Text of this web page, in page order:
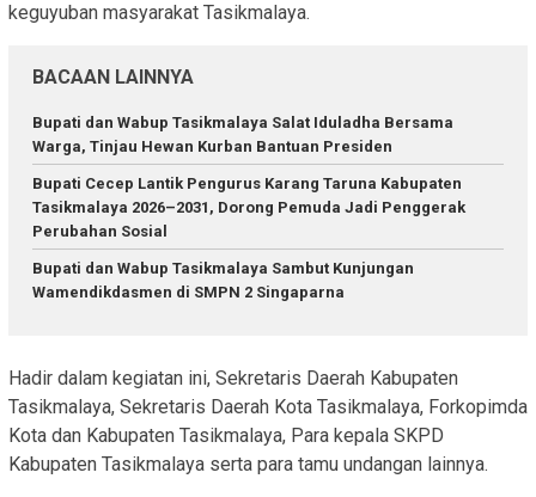
keguyuban masyarakat Tasikmalaya.
BACAAN LAINNYA
Bupati dan Wabup Tasikmalaya Salat Iduladha Bersama
Warga, Tinjau Hewan Kurban Bantuan Presiden
Bupati Cecep Lantik Pengurus Karang Taruna Kabupaten
Tasikmalaya 2026–2031, Dorong Pemuda Jadi Penggerak
Perubahan Sosial
Bupati dan Wabup Tasikmalaya Sambut Kunjungan
Wamendikdasmen di SMPN 2 Singaparna
Hadir dalam kegiatan ini, Sekretaris Daerah Kabupaten
Tasikmalaya, Sekretaris Daerah Kota Tasikmalaya, Forkopimda
Kota dan Kabupaten Tasikmalaya, Para kepala SKPD
Kabupaten Tasikmalaya serta para tamu undangan lainnya.